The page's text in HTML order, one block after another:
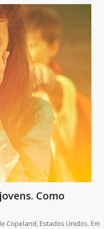
Como
Estados Unidos. Em